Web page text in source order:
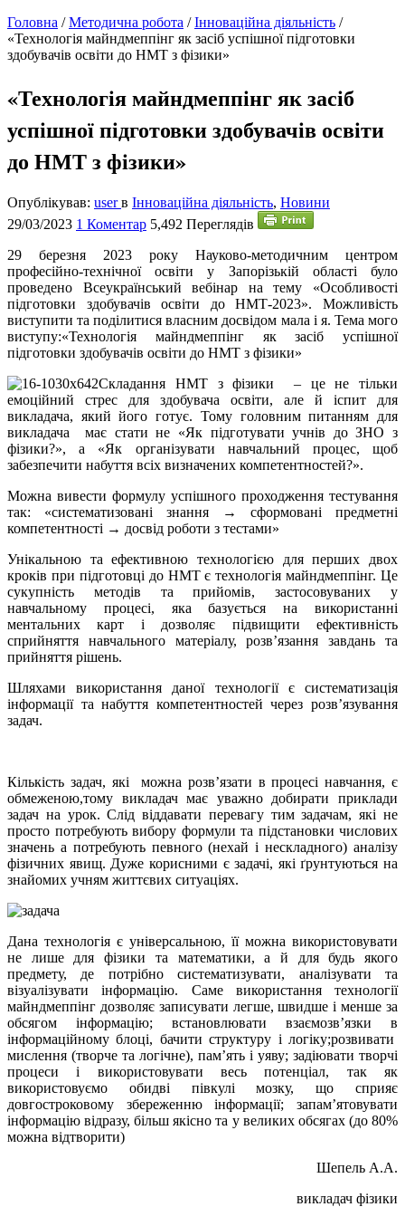
Головна /Методична робота /Інноваційна діяльність /
«Технологія майндмеппінг як засіб успішної підготовки
здобувачів освіти до НМТ з фізики»
«Технологія майндмеппінг як засіб
успішної підготовки здобувачів освіти
до НМТ з фізики»
Опублікував: userв Інноваційна діяльність, Новини
29/03/2023 1 Коментар 5,492 Переглядів
29 березня 2023 року Науково-методичним центром
професійно-технічної освіти у Запорізькій області було
проведено Всеукраїнський вебінар на тему «Особливості
підготовки здобувачів освіти до НМТ-2023». Можливість
виступити та поділитися власним досвідом мала і я. Тема мого
виступу:«Технологія майндмеппінг як засіб успішної
підготовки здобувачів освіти до НМТ з фізики»
Складання НМТ з фізики – це не тільки
емоційний стрес для здобувача освіти, але й іспит для
викладача, який його готує. Тому головним питанням для
викладача має стати не «Як підготувати учнів до ЗНО з
фізики?», а «Як організувати навчальний процес, щоб
забезпечити набуття всіх визначених компетентностей?».
Можна вивести формулу успішного проходження тестування
так: «систематизовані знання → сформовані предметні
компетентності → досвід роботи з тестами»
Унікальною та ефективною технологією для перших двох
кроків при підготовці до НМТ є технологія майндмеппінг. Це
сукупність методів та прийомів, застосовуваних у
навчальному процесі, яка базується на використанні
ментальних карт і дозволяє підвищити ефективність
сприйняття навчального матеріалу, розв’язання завдань та
прийняття рішень.
Шляхами використання даної технології є систематизація
інформації та набуття компетентностей через розв’язування
задач.
Кількість задач, які можна розв’язати в процесі навчання, є
обмеженою,тому викладач має уважно добирати приклади
задач на урок. Слід віддавати перевагу тим задачам, які не
просто потребують вибору формули та підстановки числових
значень а потребують певного (нехай і нескладного) аналізу
фізичних явищ. Дуже корисними є задачі, які ґрунтуються на
знайомих учням життєвих ситуаціях.
Дана технологія є універсальною, її можна використовувати
не лише для фізики та математики, а й для будь якого
предмету, де потрібно систематизувати, аналізувати та
візуалізувати інформацію. Саме використання технології
майндмеппінг дозволяє записувати легше, швидше і менше за
обсягом інформацію; встановлювати взаємозв’язки в
інформаційному блоці, бачити структуру і логіку;розвивати
мислення (творче та логічне), пам’ять і уяву; задіювати творчі
процеси і використовувати весь потенціал, так як
використовуємо обидві півкулі мозку, що сприяє
довгостроковому збереженню інформації; запам’ятовувати
інформацію відразу, більш якісно та у великих обсягах (до 80%
можна відтворити)
Шепель А.А.
викладач фізики